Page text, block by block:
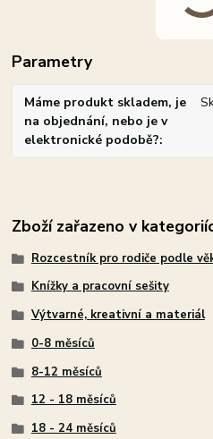
Parametry
Máme produkt skladem, je
na objednání, nebo je v
elektronické podobě?
Zboží zařazeno v
Rozcestník pro rodiče podle
Knížky a pracovní sešity
Výtvarné, kreativní a materiál
0-8 měsíců
8-12 měsíců
12 - 18 měsíců
18 - 24 měsíců